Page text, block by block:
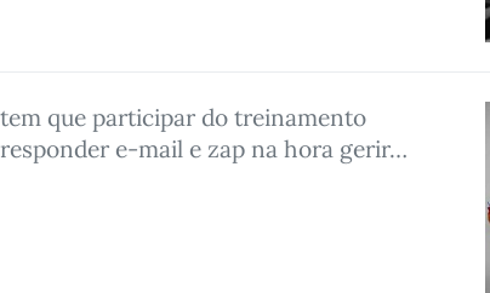
tem que participar do treinamento
responder e-mail e zap na hora gerir…